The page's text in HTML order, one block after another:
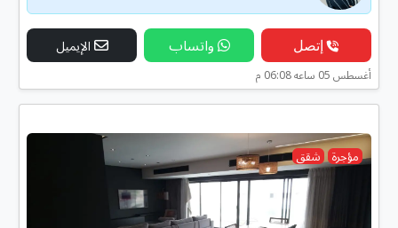
إتصل واتساب الإيميل
أغسطس 05 ساعه 06:08 م
مؤجرة شقق